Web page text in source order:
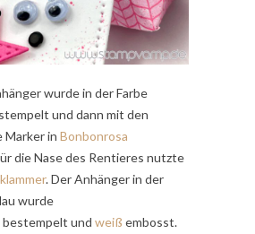
wurde in der Farbe
und dann mit den
Marker in Bonbonrosa
die Nase des Rentieres nutzte
. Der Anhänger in der
wurde
bestempelt und weiß embosst.